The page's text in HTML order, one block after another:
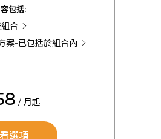
包括:
合
案-已包括於組合內
/ 月起
選項